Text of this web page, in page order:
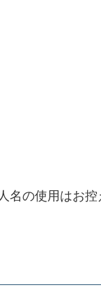
の使用はお控